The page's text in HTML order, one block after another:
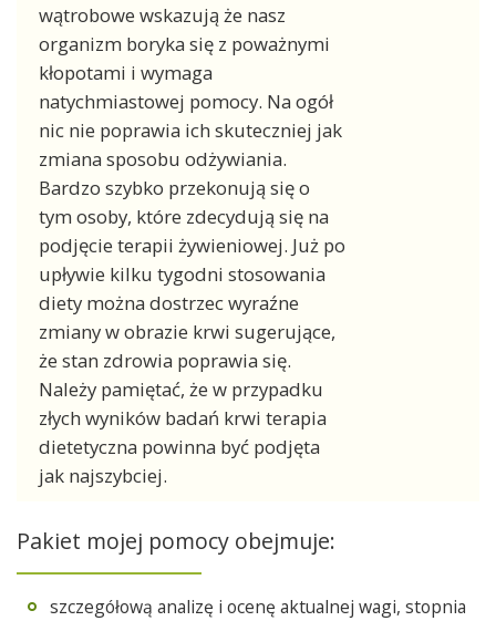
wątrobowe wskazują że nasz
organizm boryka się z poważnymi
kłopotami i wymaga
natychmiastowej pomocy. Na ogół
nic nie poprawia ich skuteczniej jak
zmiana sposobu odżywiania.
Bardzo szybko przekonują się o
tym osoby, które zdecydują się na
podjęcie terapii żywieniowej. Już po
upływie kilku tygodni stosowania
diety można dostrzec wyraźne
zmiany w obrazie krwi sugerujące,
że stan zdrowia poprawia się.
Należy pamiętać, że w przypadku
złych wyników badań krwi terapia
dietetyczna powinna być podjęta
jak najszybciej.
Pakiet mojej pomocy obejmuje:
szczegółową analizę i ocenę aktualnej wagi, stopnia